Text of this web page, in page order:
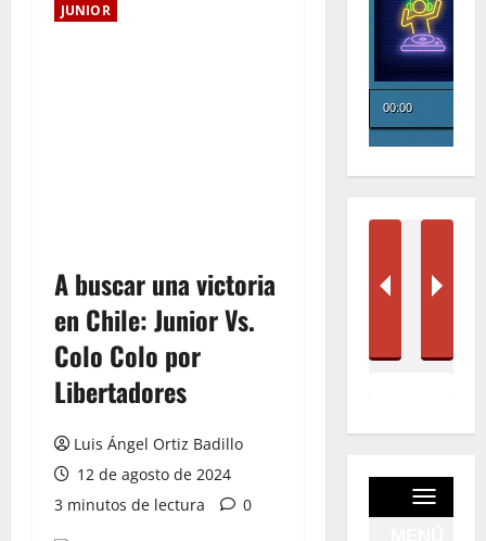
JUNIOR
A buscar una victoria
en Chile: Junior Vs.
Colo Colo por
Libertadores
Luis Ángel Ortiz Badillo
12 de agosto de 2024
3 minutos de lectura
0